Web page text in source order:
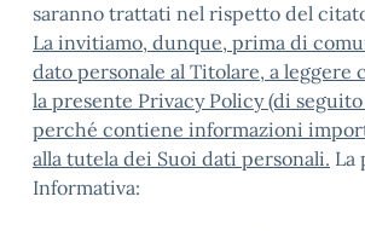
saranno trattati nel rispetto del
La invitiamo, dunque, prima di
dato personale al Titolare, a leggere
la presente Privacy Policy (di seguito
perché contiene informazioni
alla tutela dei Suoi dati personali. La
Informativa: